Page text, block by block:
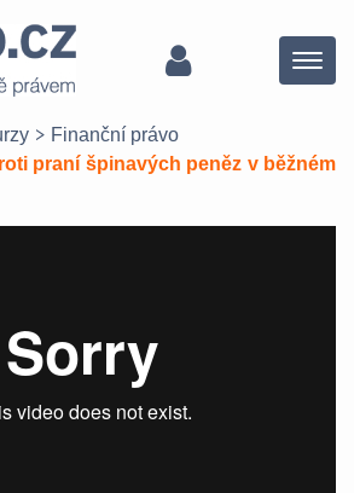
Menu
Finanční právo
praní špinavých peněz v běžném